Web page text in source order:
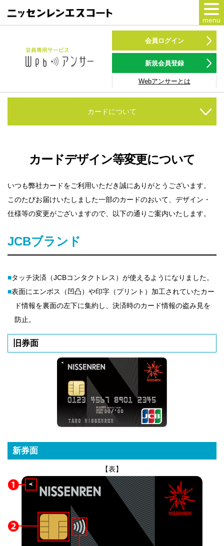
menu
カードをつかう
NSポイント
キャンペーン
サービス
お客様サポート
会員ログイン
新規会員登録
Webアンサーとは
カードについて
カードデザイン等変更について
いつも弊社カードをご利用いただき誠にありがとうございます。
このたびお届けいたしました一部のカードのおいて、デザイン・
仕様等の変更がございますので、以下の通りご案内いたします。
JCBブランド
■タッチ決済（JCBコンタクトレス）が使えるようになりました。
■表面にエンボス（凹凸）や印字（プリント）加工されていたカー
ド情報を裏面の左下に集約し、決済時のカード情報の盗み見を
防止。
旧券面
新券面
【表】